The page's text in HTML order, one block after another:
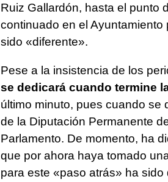
Ruiz Gallardón, hasta el punto
continuado en el
sido «diferente».
Pese a la insistencia de los
se dedicará cuando termine
último minuto, pues cuando se
de la Diputación Permanente
Parlamento. De momento, ha
que por ahora haya tomado
para este «paso atrás» ha